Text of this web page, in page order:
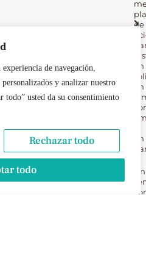
de navegación,
y analizar nuestro
usted da su consentimiento
Rechazar todo
todo
de
en
en
en
Un